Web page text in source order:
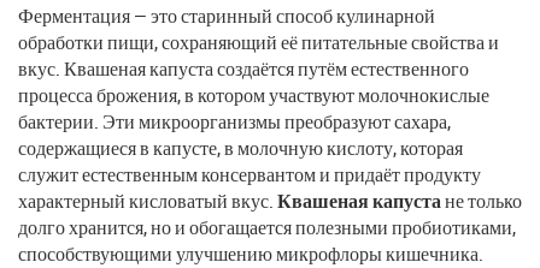
Ферментация — это старинный способ кулинарной
обработки пищи, сохраняющий её питательные свойства и
вкус. Квашеная капуста создаётся путём естественного
процесса брожения, в котором участвуют молочнокислые
бактерии. Эти микроорганизмы преобразуют сахара,
содержащиеся в капусте, в молочную кислоту, которая
служит естественным консервантом и придаёт продукту
характерный кисловатый вкус.Квашеная капустане только
долго хранится, но и обогащается полезными пробиотиками,
способствующими улучшению микрофлоры кишечника.